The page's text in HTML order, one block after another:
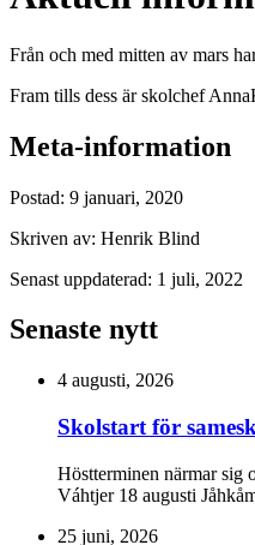
Från och med mitten av mars
Fram tills dess är skolchef
Meta-information
Postad: 9 januari, 2020
Skriven av: Henrik Blind
Senast uppdaterad: 1 juli, 2022
Senaste nytt
4 augusti, 2026
Skolstart för
Höstterminen närmar sig
Váhtjer 18 augusti
25 juni, 2026